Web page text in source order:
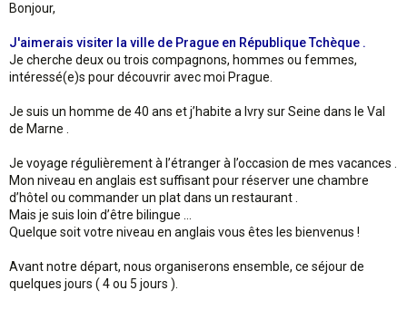
Bonjour,
J'aimerais visiter la ville de Prague en République Tchèque .
Je cherche deux ou trois compagnons, hommes ou femmes,
intéressé(e)s pour découvrir avec moi Prague.
Je suis un homme de 40 ans et j’habite a Ivry sur Seine dans le Val
de Marne .
Je voyage régulièrement à l’étranger à l’occasion de mes vacances .
Mon niveau en anglais est suffisant pour réserver une chambre
d’hôtel ou commander un plat dans un restaurant .
Mais je suis loin d’être bilingue …
Quelque soit votre niveau en anglais vous êtes les bienvenus !
Avant notre départ, nous organiserons ensemble, ce séjour de
quelques jours ( 4 ou 5 jours ).